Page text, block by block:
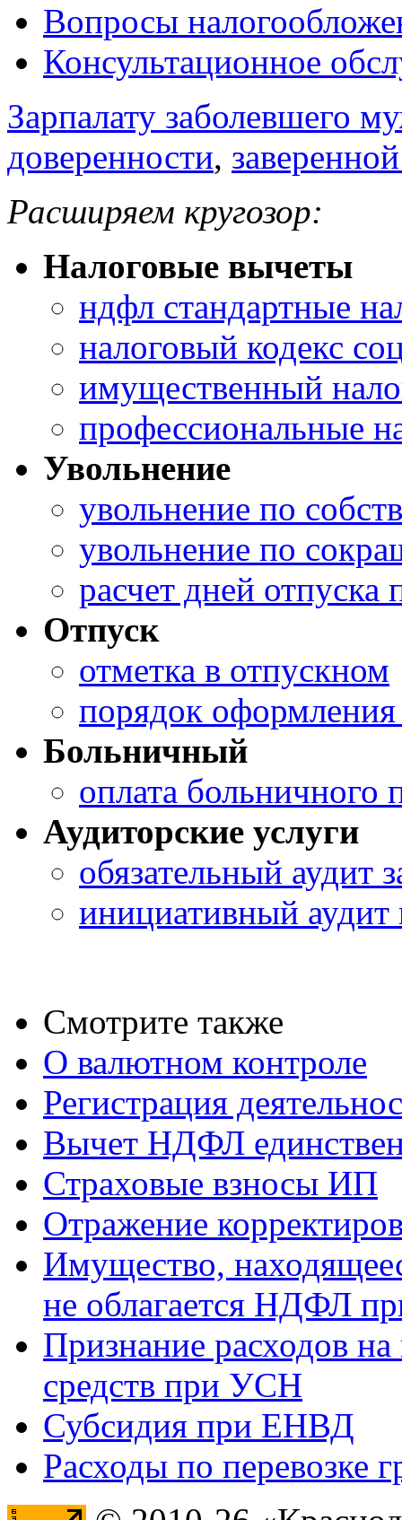
Вопросы
Консультационное
Зарпалату заболевшего
доверенности,
Расширяем кругозор:
Налоговые вычеты
ндфл стандартные
налоговый кодекс
имущественный
профессиональные
Увольнение
увольнение по
увольнение по
расчет дней отпуска
Отпуск
отметка в отпускном
порядок оформления
Больничный
оплата больничного
Аудиторские услуги
обязательный аудит
инициативный аудит
Смотрите также
О валютном контроле
Регистрация
Вычет НДФЛ
Страховые взносы ИП
Отражение
Имущество,
не облагается НДФЛ
Признание расходов
средств при УСН
Субсидия при ЕНВД
Расходы по перевозке